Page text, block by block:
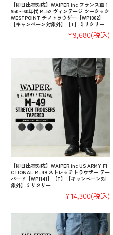
【即日出荷対応】WAIPER.inc フランス軍 1
950～60年代 M-52 ヴィンテージ ツータック
WESTPOINT チノトラウザー【WP1002】
【キャンペーン対象外】【T】ミリタリー
¥9,680(税込)
【即日出荷対応】WAIPER.inc US ARMY FI
CTIONAL M-49 ストレッチトラウザー テー
パード【WP1141】【T】【キャンペーン対
象外】ミリタリー
¥14,300(税込)